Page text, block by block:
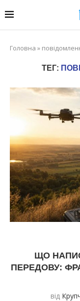
Головна »
ТЕГ:
ЩО
ПЕРЕДОВУ:
від